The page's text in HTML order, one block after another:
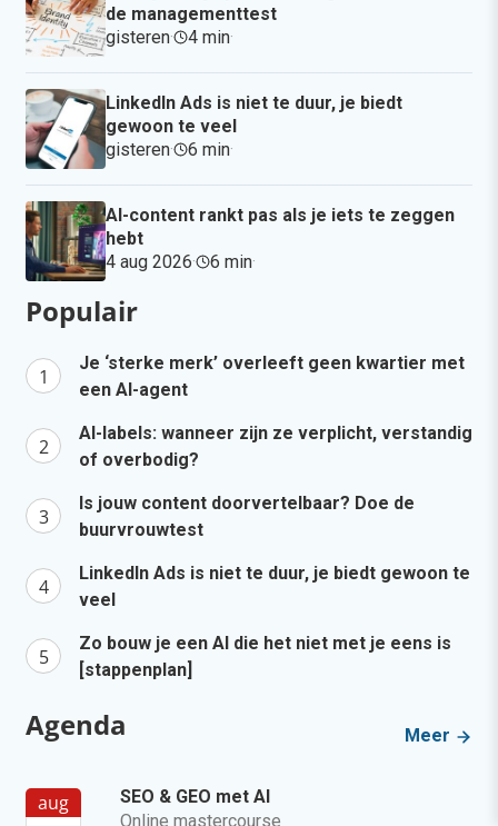
de managementtest
gisteren· 4 min·
LinkedIn Ads is niet te duur, je biedt
gewoon te veel
gisteren· 6 min·
AI-content rankt pas als je iets te zeggen
hebt
4 aug 2026· 6 min·
Populair
Je ‘sterke merk’ overleeft geen kwartier met
een AI-agent
AI-labels: wanneer zijn ze verplicht, verstandig
of overbodig?
Is jouw content doorvertelbaar? Doe de
buurvrouwtest
LinkedIn Ads is niet te duur, je biedt gewoon te
veel
Zo bouw je een AI die het niet met je eens is
[stappenplan]
Agenda Meer
aug
SEO & GEO met AI
Online mastercourse